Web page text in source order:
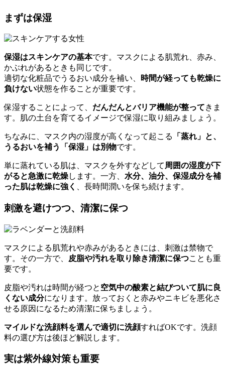
まずは保湿
保湿はスキンケアの基本です。マスクによる肌荒れ、赤み、
かぶれがあるときも同じです。
適切な化粧品でうるおい成分を補い、
時間が経っても乾燥に
負けない状態を作ることが重要です。
保湿することによって、 だんだんとバリア機能が整ってきま
す。肌の土台を育てるイメージで保湿に取り組みましょう。
ちなみに、マスク内の湿度が高くなって起こる
「蒸れ」と、
うるおいを補う「保湿」は別物です。
単に蒸れている肌は、マスクを外すなどして 周囲の湿度が下
がると急激に乾燥します。一方、 水分、油分、保湿成分を補
った肌は乾燥に強く
、長時間潤いを保ち続けます。
刺激を避けつつ、清潔に保つ
マスクによる肌荒れや赤みがあるときには、刺激は禁物で
す。その一方で、
皮脂や汚れを取り除き清潔に保つことも重
要です。
皮脂や汚れは時間が経つと 空気中の酸素と結びついて肌に良
くない成分になります。放っておくと赤みやニキビを悪化さ
せる原因になるため清潔に保ちましょう。
マイルドな洗顔料を選んで適切に洗顔すればOKです。洗顔
料の選び方は後ほど解説します。
実は紫外線対策も重要